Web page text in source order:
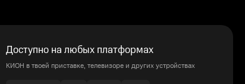
Доступно на любых платформах
КИОН в твоей приставке, телевизоре и других устройствах